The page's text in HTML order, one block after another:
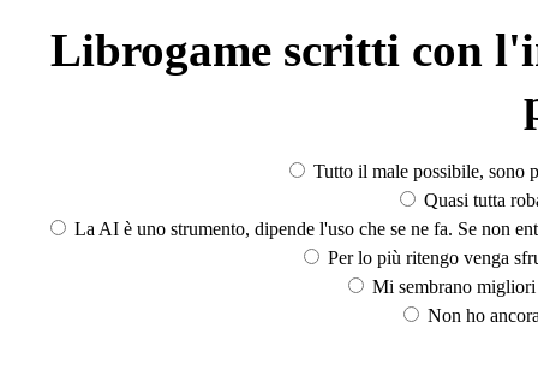
Librogame scritti con
Tutto il male possibile, sono
Quasi tutta
La AI è uno strumento, dipende l'uso che se ne fa. Se non
Per lo più ritengo venga
Mi sembrano
Non ho